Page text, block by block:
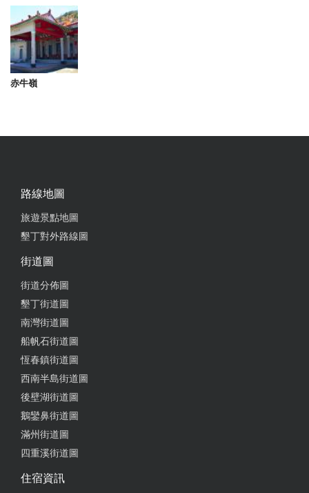
赤牛嶺
路線地圖
旅遊景點地圖
墾丁對外路線圖
街道圖
街道分佈圖
墾丁街道圖
南灣街道圖
船帆石街道圖
恆春鎮街道圖
西南半島街道圖
後壁湖街道圖
鵝鑾鼻街道圖
滿州街道圖
四重溪街道圖
住宿資訊